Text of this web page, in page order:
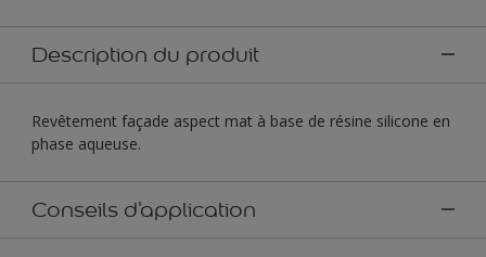
Description du produit
Revêtement façade aspect mat à base de résine silicone en
phase aqueuse.
Conseils d'application